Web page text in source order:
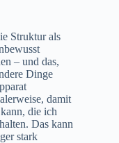
Struktur als
– und das,
Dinge
damit
die ich
Das kann
stark